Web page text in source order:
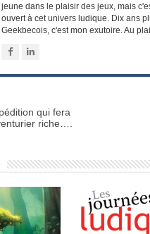
jeune dans le plaisir des jeux, mais
ouvert à cet univers ludique. Dix ans
Geekbecois, c'est mon exutoire. Au
qui fera
riche….